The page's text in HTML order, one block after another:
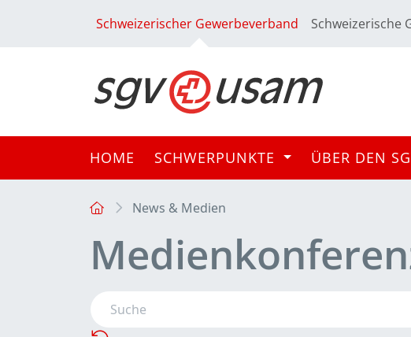
Schweizerischer Gewerbeverband Schweizerische
HOME SCHWERPUNKTE ÜBER DEN
News & Medien